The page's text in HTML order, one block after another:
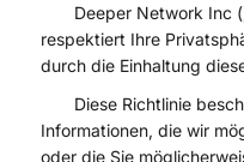
Deeper Network Inc
respektiert Ihre
durch die Einhaltung
Diese Richtlinie
Informationen, die wir
oder die Sie